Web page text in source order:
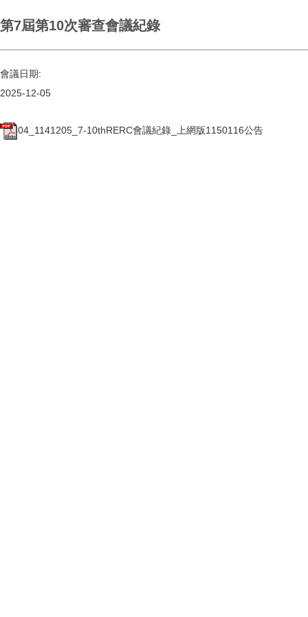
第7屆第10次審查會議紀錄
會議日期:
2025-12-05
04_1141205_7-10thRERC會議紀錄_上網版1150116公告